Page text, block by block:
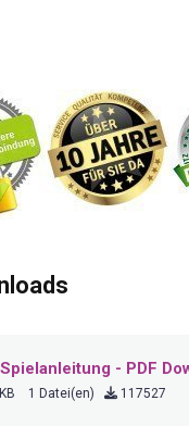
- PDF
1 Datei(en) 117527